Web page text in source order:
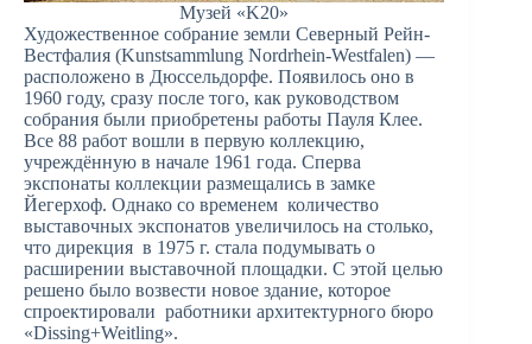
Музей «K20»
Художественное собрание земли Северный Рейн-
Вестфалия (Kunstsammlung Nordrhein-Westfalen) —
расположено в Дюссельдорфе. Появилось оно в
1960 году, сразу после того, как руководством
собрания были приобретены работы Пауля Клее.
Все 88 работ вошли в первую коллекцию,
учреждённую в начале 1961 года. Сперва
экспонаты коллекции размещались в замке
Йегерхоф. Однако со временем количество
выставочных экспонатов увеличилось на столько,
что дирекция в 1975 г. стала подумывать о
расширении выставочной площадки. С этой целью
решено было возвести новое здание, которое
спроектировали работники архитектурного бюро
«Dissing+Weitling».